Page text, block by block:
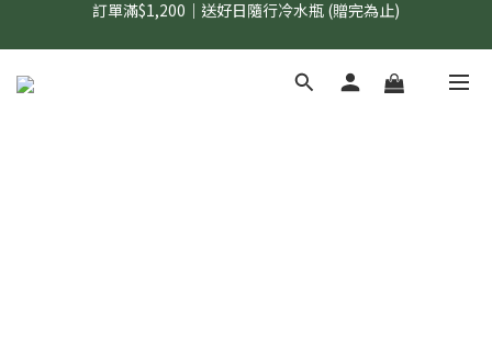
國內$899免運｜加LINE好友領70元優惠券
國內$899免運｜加LINE好友領70元優惠券